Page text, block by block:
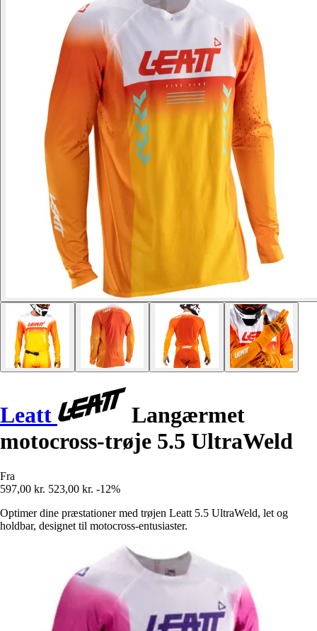
Leatt
Langærmet
motocross-trøje 5.5 UltraWeld
Fra
597,00 kr. 523,00 kr. -12%
Optimer dine præstationer med trøjen Leatt 5.5 UltraWeld, let og
holdbar, designet til motocross-entusiaster.